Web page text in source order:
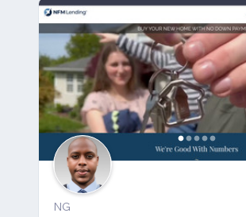
NG